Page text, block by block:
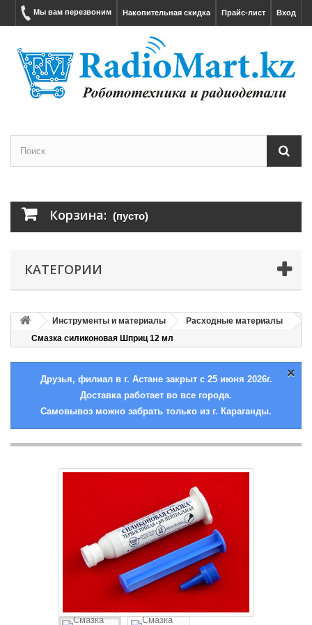
Вход
Прайс-лист
Накопительная скидка
Мы вам перезвоним
Корзина: (пусто)
КАТЕГОРИИ
Инструменты и материалы
Расходные материалы
Смазка силиконовая Шприц 12 мл
×
Друзья, филиал в г. Астане закрыт с 25 июня 2026г.
Доставка работает во все города.
Самовывоз можно забрать только из г. Караганды.